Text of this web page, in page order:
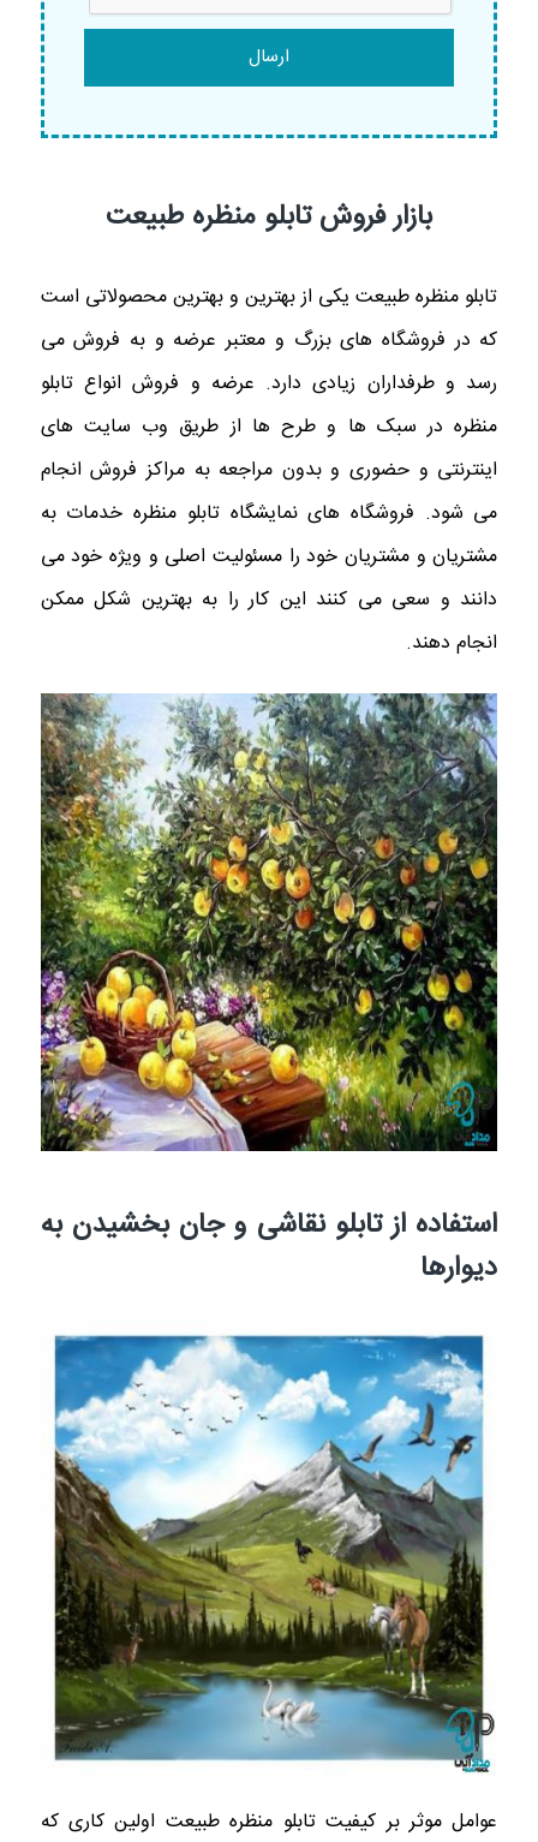
بازار فروش تابلو منظره طبیعت
تابلو منظره طبیعت یکی از بهترین و بهترین محصولاتی است
که در فروشگاه های بزرگ و معتبر عرضه و به فروش می
رسد و طرفداران زیادی دارد. عرضه و فروش انواع تابلو
منظره در سبک ها و طرح ها از طریق وب سایت های
اینترنتی و حضوری و بدون مراجعه به مراکز فروش انجام
می شود. فروشگاه های نمایشگاه تابلو منظره خدمات به
مشتریان و مشتریان خود را مسئولیت اصلی و ویژه خود می
دانند و سعی می کنند این کار را به بهترین شکل ممکن
انجام دهند.
استفاده از تابلو نقاشی و جان بخشیدن به
دیوارها
عوامل موثر بر کیفیت تابلو منظره طبیعت اولین کاری که